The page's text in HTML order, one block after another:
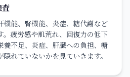
機能、腎機能、炎症、糖代謝など
。疲労感や肌荒れ、回復力の低下
養不足、炎症、肝臓への負担、糖
隠れていないかを見ていきます。